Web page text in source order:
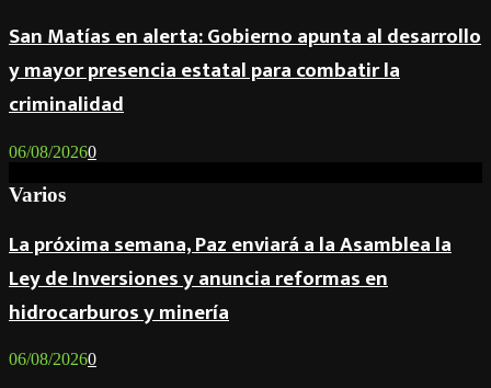
San Matías en alerta: Gobierno apunta al desarrollo
y mayor presencia estatal para combatir la
criminalidad
06/08/20260
Varios
La próxima semana, Paz enviará a la Asamblea la
Ley de Inversiones y anuncia reformas en
hidrocarburos y minería
06/08/20260